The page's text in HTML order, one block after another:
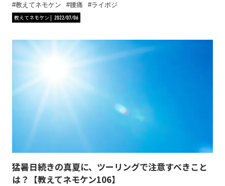
教えてネモケン 腰痛
ライポジ
教えてネモケン
2022/07/06
猛暑日続きの真夏に、ツーリングで注意すべきこと
は？【教えてネモケン106】